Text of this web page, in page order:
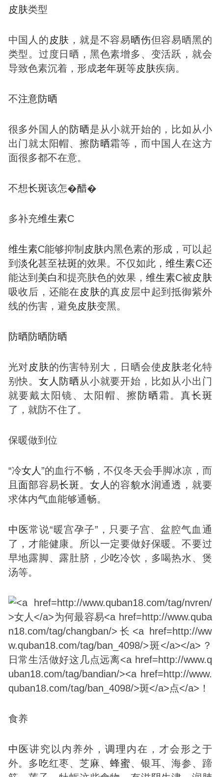
皮肤类型
中国人的 皮肤 ，就是不容易晒伤但容易晒黑的
类型。过度日晒，黑色素增多、变活跃，就会
导致色素沉着，形成老年斑等皮肤疾病。
不注意防晒
很多外国人的防晒是从小就开始的，比如从小
出门就太阳帽、擦防晒霜等，而中国人在这方
面很多都不在意。
不想长斑该怎�醋�
多补充维生素C
维生素C能够抑制 皮肤内黑色素的形成，可以起
到 淡化甚至祛斑的效果。不仅如此，维生素C还
能达到 美白和提亮肤色的效果，维生素C被皮肤
吸收后，还能在 皮肤的真皮层中起到抵御紫外
线的伤害，避免皮肤变黑。
防晒防晒防晒
光对皮肤的伤害特别大，日晒会使皮肤老化特
别快。 女人 防晒从小就要开始，比如从小出门
就要戴太阳镜、太阳帽、擦 防晒霜。真长斑
了，就防不住了。
保暖做到位
“冷女人”的血行不畅，不仅冬天会手脚冰凉，而
且面部容易长斑。 女人 的容貌水润通透，就要
求体内气血能够通畅。
中医常说“暖宫孕子”，只要子宫、盆腔气血通
了，才能健康。所以一定要做好保暖。不要过
早地露脚、露肚脐，少吃冷饮，多喝热水、煲
汤等。
食养
中医讲究以内养外，调理 内在，才会形之于
外。多吃红枣、芝麻、蜂蜜、银耳、海参、蹄